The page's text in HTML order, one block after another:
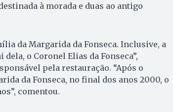
à morada e duas ao antigo
da Margarida da Fonseca. Inclusive, a
o Coronel Elias da Fonseca”,
pela restauração. “Após o
da Fonseca, no final dos anos 2000, o
comentou.